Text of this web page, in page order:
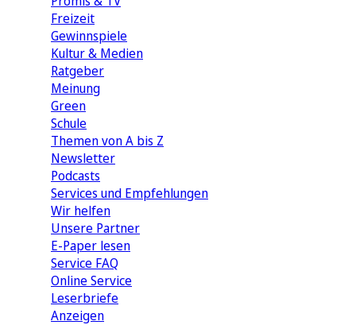
Freizeit
Gewinnspiele
Kultur & Medien
Ratgeber
Meinung
Green
Schule
Themen von A bis Z
Newsletter
Podcasts
Services und Empfehlungen
Wir helfen
Unsere Partner
E-Paper lesen
Service FAQ
Online Service
Leserbriefe
Anzeigen